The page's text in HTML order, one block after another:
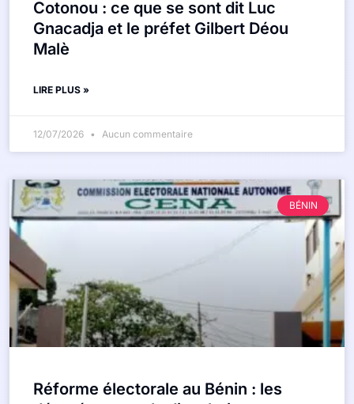
Cotonou : ce que se sont dit Luc
Gnacadja et le préfet Gilbert Déou
Malè
LIRE PLUS »
12/07/2026 Aucun commentaire
BÉNIN
Réforme électorale au Bénin : les